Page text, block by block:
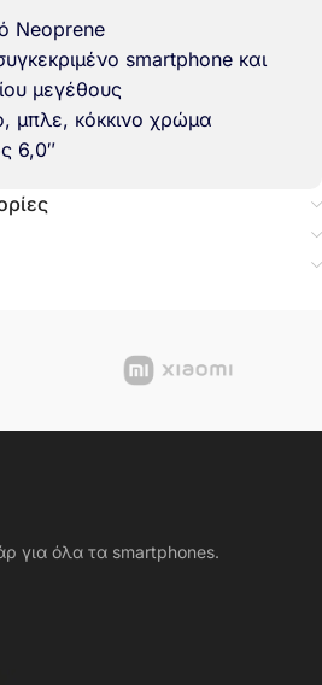
Neoprene
smartphone και
μεγέθους
μπλε, κόκκινο χρώμα
6,0″
για όλα τα smartphones.